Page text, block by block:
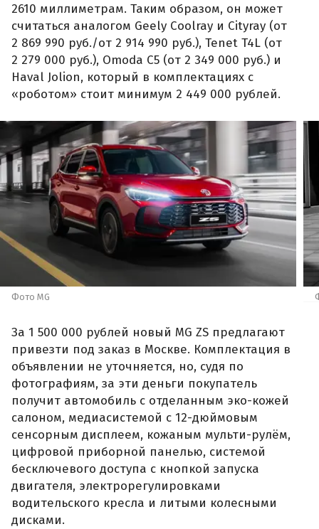
2610 миллиметрам. Таким образом, он может
считаться аналогом Geely Coolray и Cityray (от
2 869 990 руб./от 2 914 990 руб.), Tenet T4L (от
2 279 000 руб.), Omoda C5 (от 2 349 000 руб.) и
Haval Jolion, который в комплектациях с
«роботом» стоит минимум 2 449 000 рублей.
Фото MG
За 1 500 000 рублей новый MG ZS предлагают
привезти под заказ в Москве. Комплектация в
объявлении не уточняется, но, судя по
фотографиям, за эти деньги покупатель
получит автомобиль с отделанным эко-кожей
салоном, медиасистемой с 12-дюймовым
сенсорным дисплеем, кожаным мульти-рулём,
цифровой приборной панелью, системой
бесключевого доступа с кнопкой запуска
двигателя, электрорегулировками
водительского кресла и литыми колесными
дисками.